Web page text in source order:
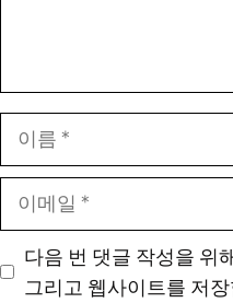
다음 번 댓글 작성을 위
그리고 웹사이트를 저